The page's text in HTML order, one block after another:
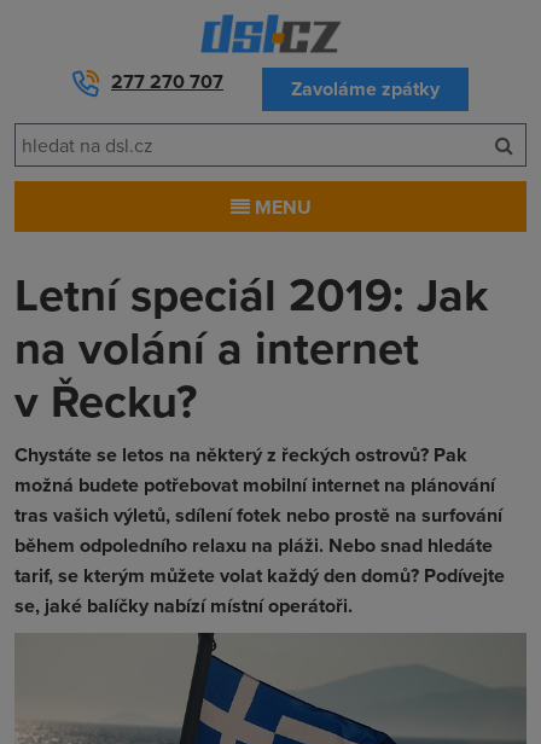
277 270 707 Zavoláme zpátky
MENU
Letní speciál 2019: Jak
na volání a internet
v Řecku?
Chystáte se letos na některý z řeckých ostrovů? Pak
možná budete potřebovat mobilní internet na plánování
tras vašich výletů, sdílení fotek nebo prostě na surfování
během odpoledního relaxu na pláži. Nebo snad hledáte
tarif, se kterým můžete volat každý den domů? Podívejte
se, jaké balíčky nabízí místní operátoři.